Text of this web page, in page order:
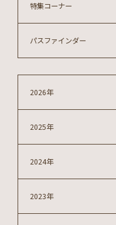
特集コーナー
パスファインダー
2026年
2025年
2024年
2023年